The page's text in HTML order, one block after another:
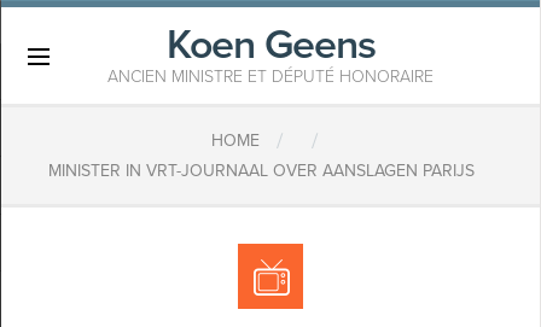
Koen Geens
ANCIEN MINISTRE ET DÉPUTÉ HONORAIRE
HOME / /
MINISTER IN VRT-JOURNAAL OVER AANSLAGEN PARIJS